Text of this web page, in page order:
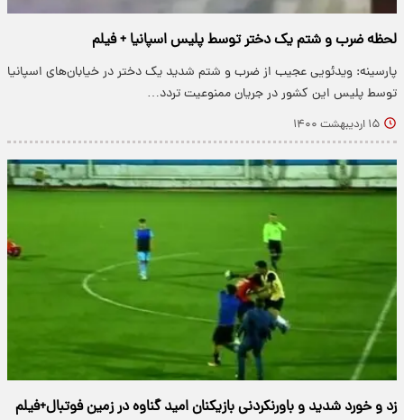
لحظه ضرب و شتم یک دختر توسط پلیس اسپانیا + فیلم
پارسینه: ویدئویی عجیب از ضرب و شتم شدید یک دختر در خیابان‌های اسپانیا
توسط پلیس این کشور در جریان ممنوعیت تردد…
۱۵ اردیبهشت ۱۴۰۰
زد و خورد شدید و باورنکردنی بازیکنان امید گناوه در زمین فوتبال+فیلم